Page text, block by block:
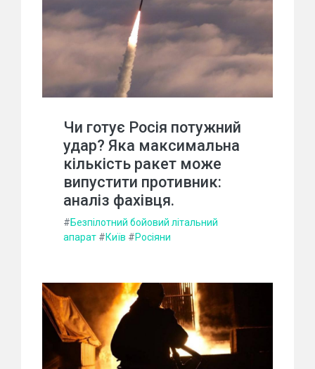
Чи готує Росія потужний
удар? Яка максимальна
кількість ракет може
випустити противник:
аналіз фахівця.
#Безпілотний бойовий літальний
апарат #Київ #Росіяни